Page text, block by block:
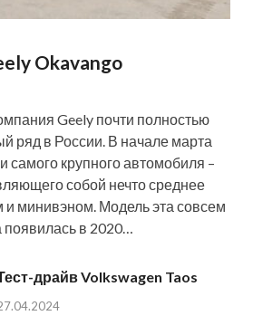
Okavango
Geely почти полностью
ряд в России. В начале марта
самого крупного автомобиля –
собой нечто среднее
минивэном. Модель эта совсем
появилась в 2020…
драйв Volkswagen Taos